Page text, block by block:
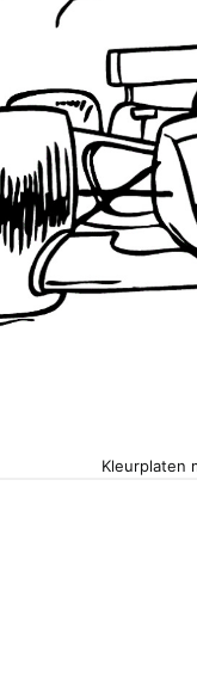
Kleurplaten